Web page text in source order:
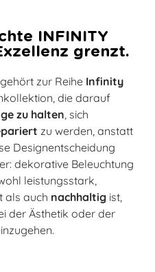
INFINITY
grenzt.
zur Reihe Infinity
die darauf
zu halten , sich
zu werden, anstatt
Designentscheidung
dekorative Beleuchtung
leistungsstark,
als auch nachhaltig ist,
der Ästhetik oder der